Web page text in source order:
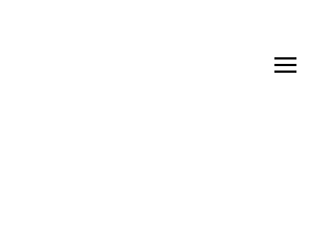
springen